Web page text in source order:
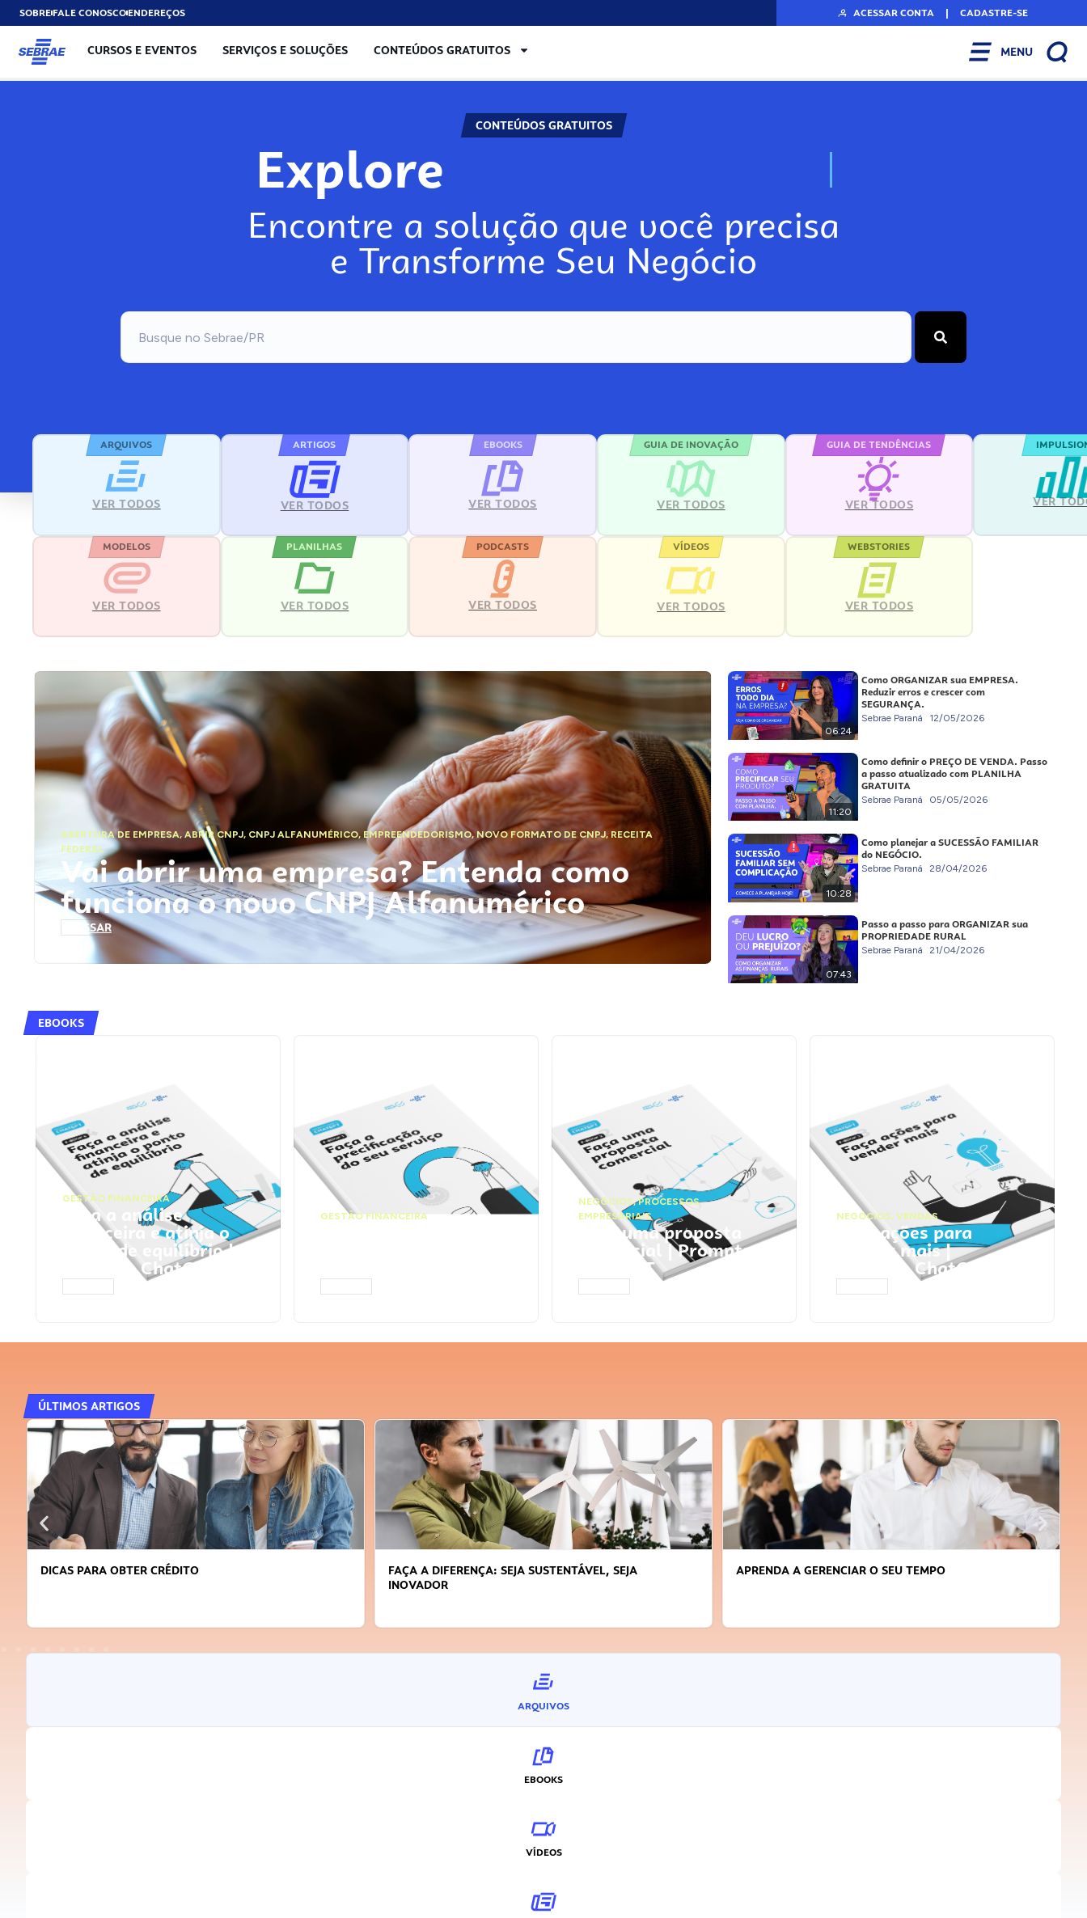
SOBREFALE CONOSCOENDEREÇOS ACESSAR CONTA | CADASTRE-SE
CURSOS E EVENTOS SERVIÇOS E SOLUÇÕES CONTEÚDOS GRATUITOS MENU
CONTEÚDOS GRATUITOS
Explore N
Encontre a solução que você precisa
e Transforme Seu Negócio
ARQUIVOS
VER TODOS
ARTIGOS
VER TODOS
EBOOKS
VER TODOS
GUIA DE INOVAÇÃO
VER TODOS
GUIA DE TENDÊNCIAS
VER TODOS VER
MODELOS
VER TODOS
PLANILHAS
VER TODOS
PODCASTS
VER TODOS
VÍDEOS
VER TODOS
WEBSTORIES
VER TODOS
ABERTURA DE EMPRESA,ABRIR CNPJ, CNPJ ALFANUMÉRICO, EMPREENDEDORISMO,NOVO FORMATO DE CNPJ,RECEITA
FEDERAL
Vai abrir uma empresa? Entenda como
funciona o novo CNPJ Alfanumérico
ACESSAR
06:24
Como ORGANIZAR sua EMPRESA.
Reduzir erros e crescer com
SEGURANÇA.
Sebrae Paraná 12/05/2026
11:20
Como definir o PREÇO DE VENDA. Passo
a passo atualizado com PLANILHA
GRATUITA
Sebrae Paraná 05/05/2026
10:28
Como planejar a SUCESSÃO FAMILIAR
do NEGÓCIO.
Sebrae Paraná 28/04/2026
07:43
Passo a passo para ORGANIZAR sua
PROPRIEDADE RURAL
Sebrae Paraná 21/04/2026
EBOOKS
GESTÃO FINANCEIRA
Faça a análise
financeira e atinja o
ponto de equilíbrio |
Prompts ChatGPT
GESTÃO FINANCEIRA
NEGÓCIOS,PROCESSOS
EMPRESARIAIS
Faça uma proposta
comercial | Prompts
ChatGPT
NEGÓCIOS, VENDAS
Faça ações para
vender mais |
Prompts ChatGPT
ÚLTIMOS ARTIGOS
DICAS PARA OBTER CRÉDITO
FAÇA A DIFERENÇA: SEJA SUSTENTÁVEL, SEJA
INOVADOR
APRENDA A GERENCIAR O SEU TEMPO
ARQUIVOS
EBOOKS
VÍDEOS